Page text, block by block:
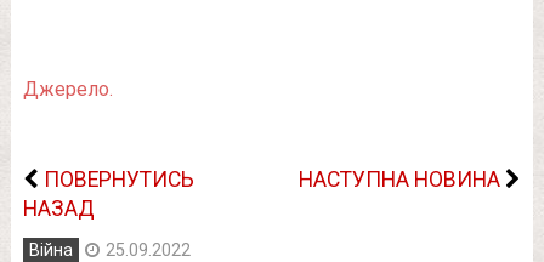
Джерело.
ПОВЕРНУТИСЬ
НАЗАД
НАСТУПНА НОВИНА
Війна 25.09.2022